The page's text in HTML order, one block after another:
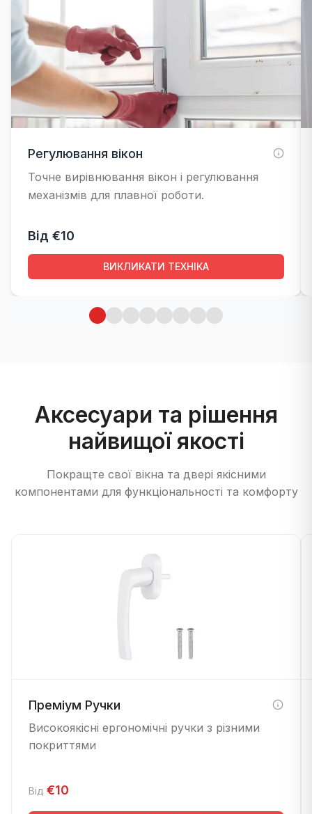
Регулювання вікон
Точне вирівнювання вікон і регулювання
механізмів для плавної роботи.
Від €10
ВИКЛИКАТИ ТЕХНІКА
Аксесуари та рішення
найвищої якості
Покращте свої вікна та двері якісними
компонентами для функціональності та комфорту
Преміум Ручки
Високоякісні ергономічні ручки з різними
покриттями
Від €10